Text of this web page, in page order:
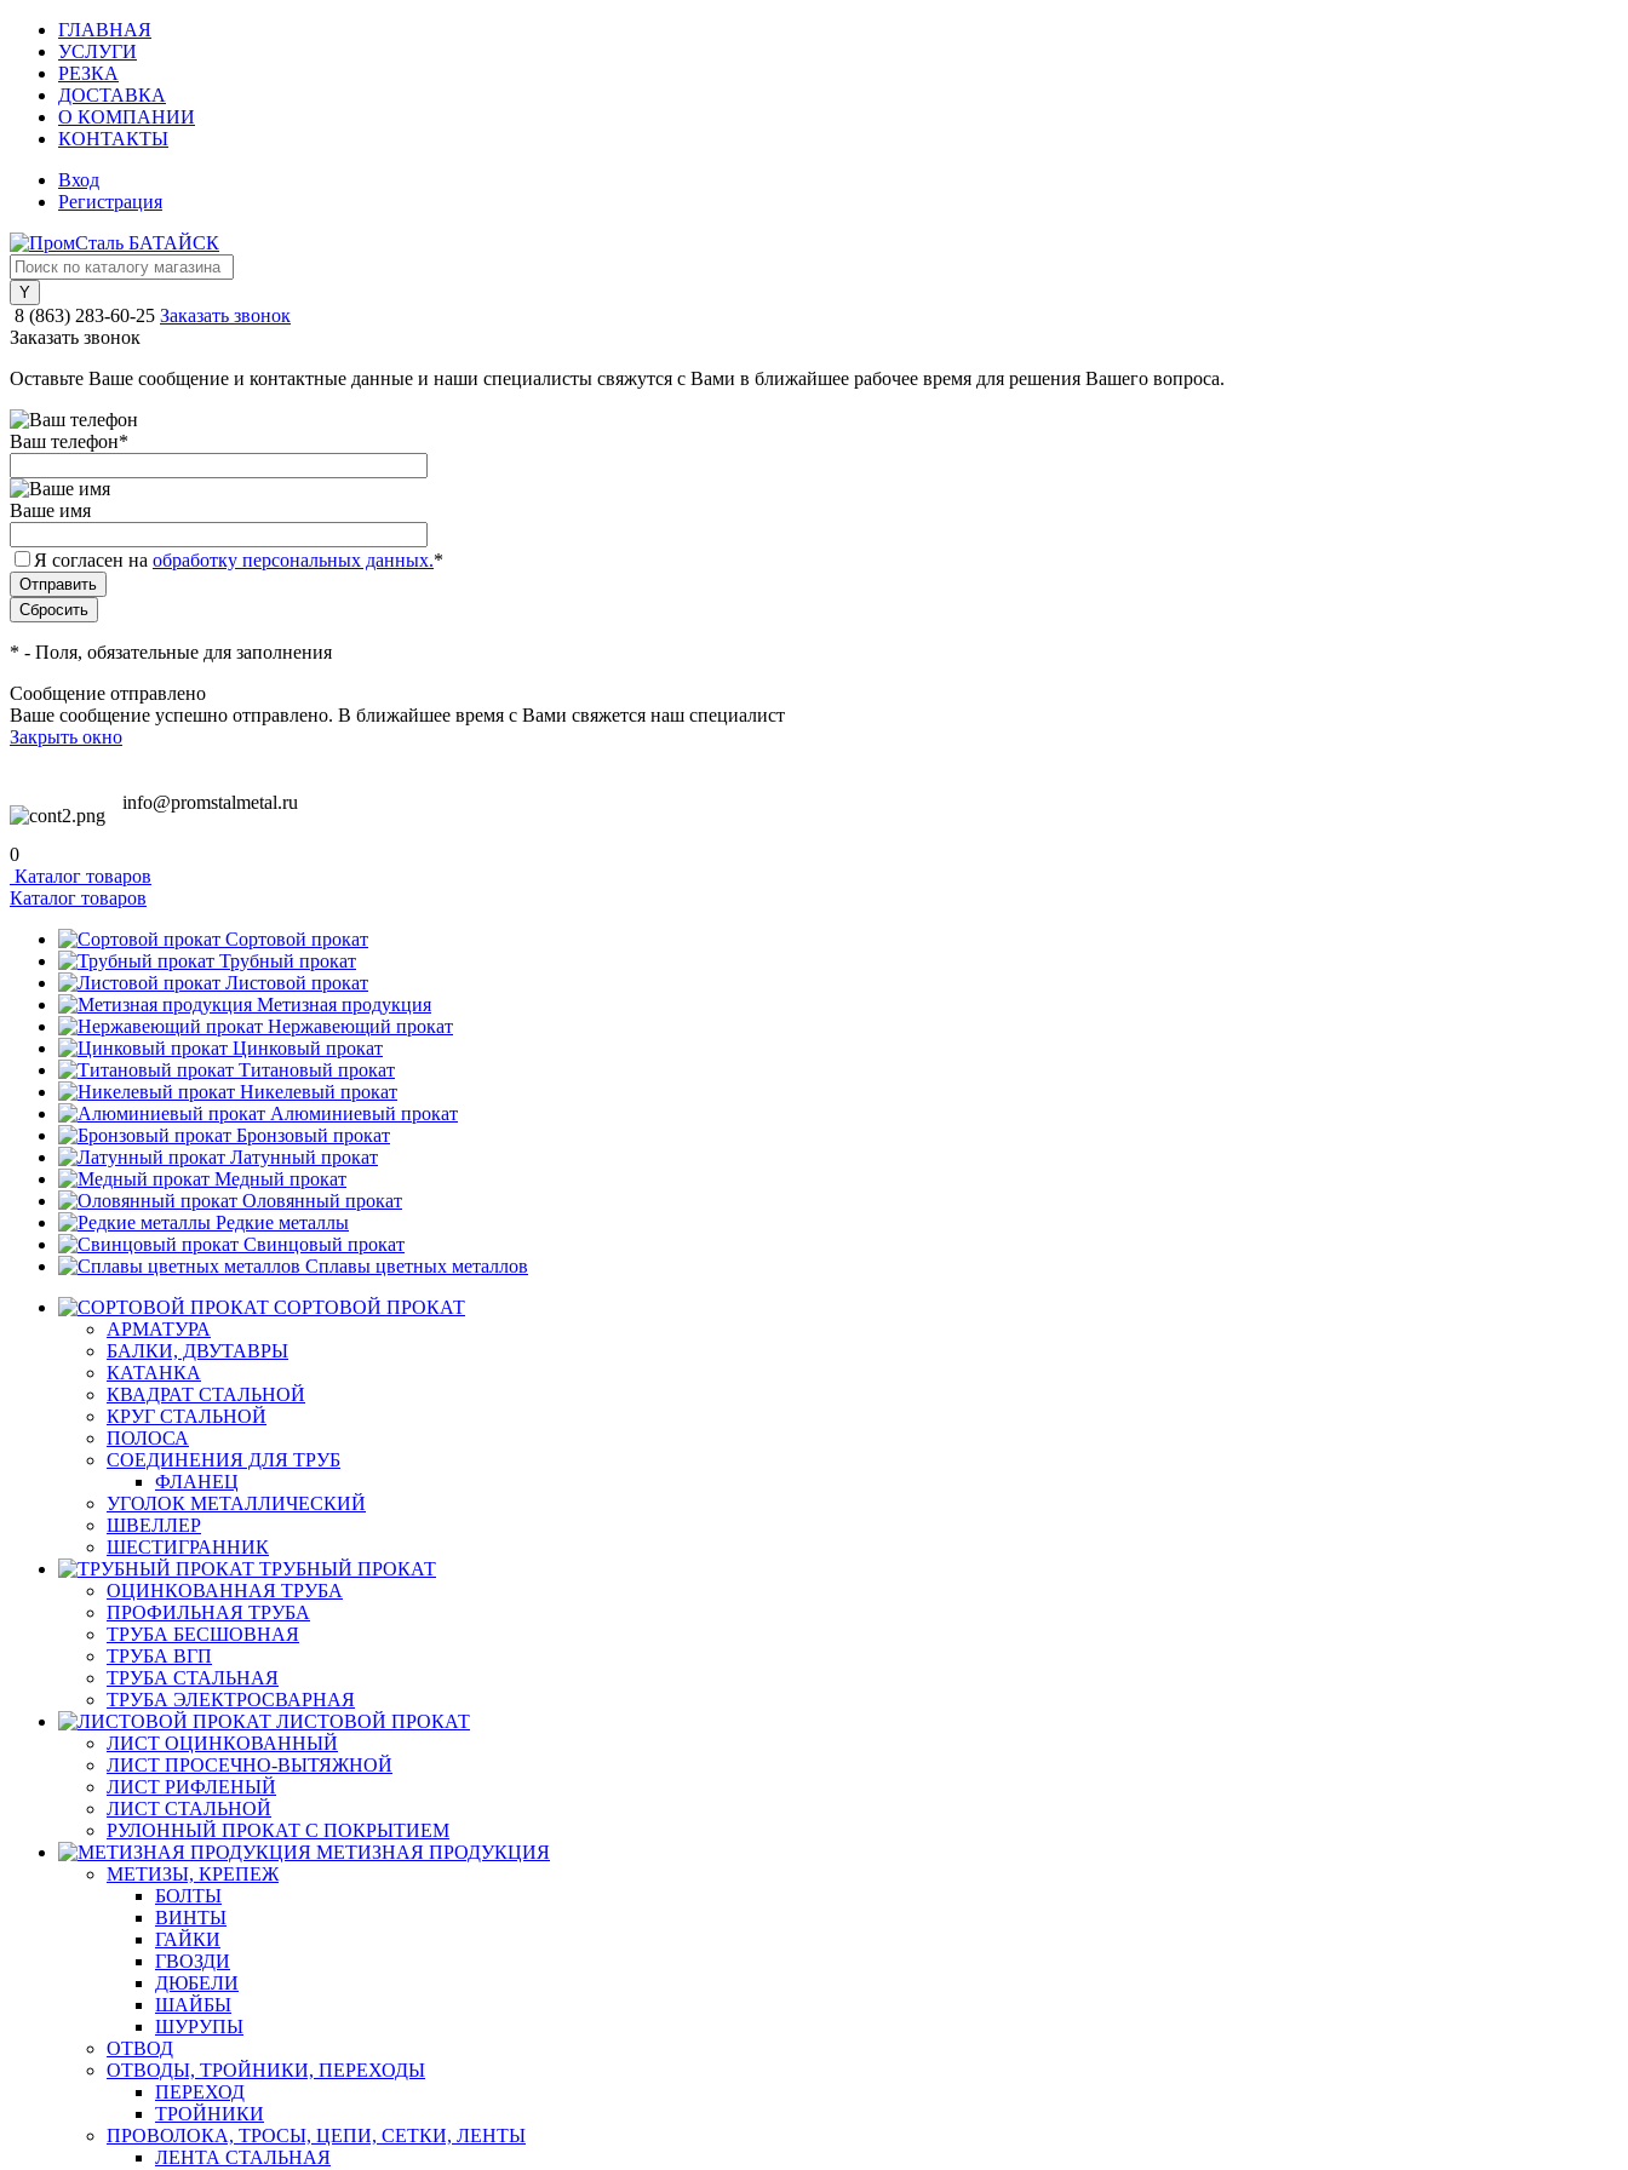
ГЛАВНАЯ
УСЛУГИ
РЕЗКА
ДОСТАВКА
О КОМПАНИИ
КОНТАКТЫ
Вход
Регистрация
8 (863) 283-60-25 Заказать звонок
Заказать звонок
Оставьте Ваше сообщение и контактные данные и наши специалисты свяжутся с Вами в ближайшее рабочее время для решения Вашего вопроса.
Ваш телефон*
Ваше имя
Я согласен на обработку персональных данных.*
* - Поля, обязательные для заполнения
Сообщение отправлено
Ваше сообщение успешно отправлено. В ближайшее время с Вами свяжется наш специалист
Закрыть окно
info@promstalmetal.ru
0
Каталог товаров
Каталог товаров
Сортовой прокат
Трубный прокат
Листовой прокат
Метизная продукция
Нержавеющий прокат
Цинковый прокат
Титановый прокат
Никелевый прокат
Алюминиевый прокат
Бронзовый прокат
Латунный прокат
Медный прокат
Оловянный прокат
Редкие металлы
Свинцовый прокат
Сплавы цветных металлов
СОРТОВОЙ ПРОКАТ
АРМАТУРА
БАЛКИ, ДВУТАВРЫ
КАТАНКА
КВАДРАТ СТАЛЬНОЙ
КРУГ СТАЛЬНОЙ
ПОЛОСА
СОЕДИНЕНИЯ ДЛЯ ТРУБ
ФЛАНЕЦ
УГОЛОК МЕТАЛЛИЧЕСКИЙ
ШВЕЛЛЕР
ШЕСТИГРАННИК
ТРУБНЫЙ ПРОКАТ
ОЦИНКОВАННАЯ ТРУБА
ПРОФИЛЬНАЯ ТРУБА
ТРУБА БЕСШОВНАЯ
ТРУБА ВГП
ТРУБА СТАЛЬНАЯ
ТРУБА ЭЛЕКТРОСВАРНАЯ
ЛИСТОВОЙ ПРОКАТ
ЛИСТ ОЦИНКОВАННЫЙ
ЛИСТ ПРОСЕЧНО-ВЫТЯЖНОЙ
ЛИСТ РИФЛЕНЫЙ
ЛИСТ СТАЛЬНОЙ
РУЛОННЫЙ ПРОКАТ С ПОКРЫТИЕМ
МЕТИЗНАЯ ПРОДУКЦИЯ
МЕТИЗЫ, КРЕПЕЖ
БОЛТЫ
ВИНТЫ
ГАЙКИ
ГВОЗДИ
ДЮБЕЛИ
ШАЙБЫ
ШУРУПЫ
ОТВОД
ОТВОДЫ, ТРОЙНИКИ, ПЕРЕХОДЫ
ПЕРЕХОД
ТРОЙНИКИ
ПРОВОЛОКА, ТРОСЫ, ЦЕПИ, СЕТКИ, ЛЕНТЫ
ЛЕНТА СТАЛЬНАЯ